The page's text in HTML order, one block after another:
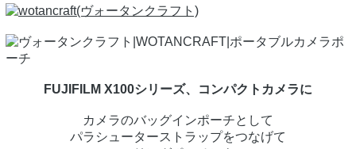
FUJIFILM X100シリーズ、コンパクトカメラに
カメラのバッグインポーチとして
パラシューターストラップをつなげて